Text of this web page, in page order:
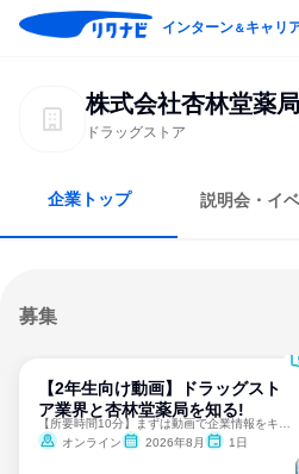
インターン＆キャリ
株式会社杏林堂薬局
ドラッグストア
企業トップ 説明会・イ
募集
【2年生向け動画】ドラッグスト
ア業界と杏林堂薬局を知る!
オンライン
2026年8月 1日